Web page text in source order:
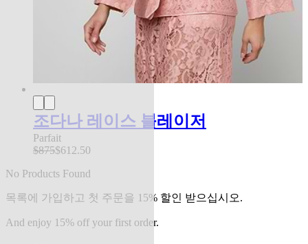
조다나 레이스 블레이저
Parfait
$875$612.50
No Products Found
목록에 가입하고 첫 주문을 15% 할인 받으십시오.
And enjoy 15% off your first order.